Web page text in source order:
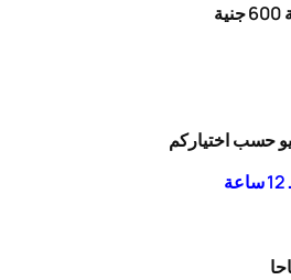
600 جنية
حسب اختياركم